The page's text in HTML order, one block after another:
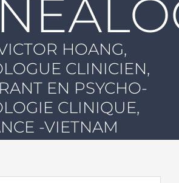
HOANG,
CLINICIEN,
EN PSYCHO-
CLINIQUE,
-VIETNAM